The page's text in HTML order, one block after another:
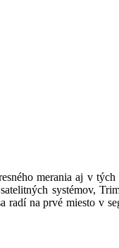
merania aj v
systémov,
na prvé miesto v